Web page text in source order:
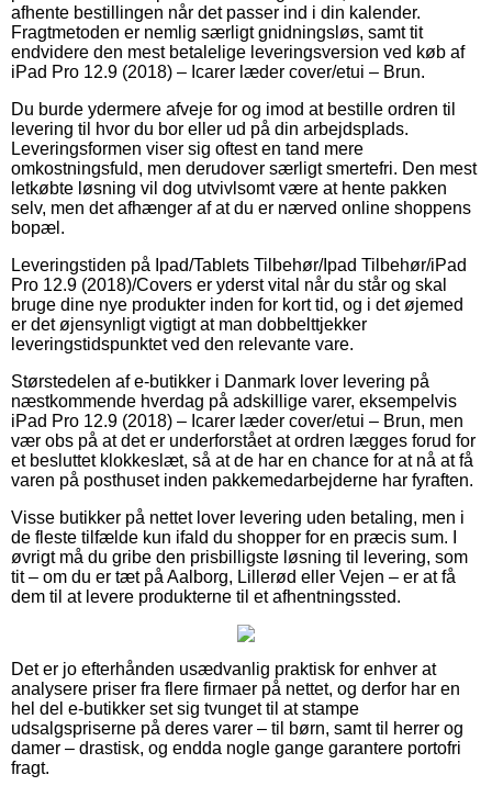
afhente bestillingen når det passer ind i din kalender.
Fragtmetoden er nemlig særligt gnidningsløs, samt tit
endvidere den mest betalelige leveringsversion ved køb af
iPad Pro 12.9 (2018) – Icarer læder cover/etui – Brun.
Du burde ydermere afveje for og imod at bestille ordren til
levering til hvor du bor eller ud på din arbejdsplads.
Leveringsformen viser sig oftest en tand mere
omkostningsfuld, men derudover særligt smertefri. Den mest
letkøbte løsning vil dog utvivlsomt være at hente pakken
selv, men det afhænger af at du er nærved online shoppens
bopæl.
Leveringstiden på Ipad/Tablets Tilbehør/Ipad Tilbehør/iPad
Pro 12.9 (2018)/Covers er yderst vital når du står og skal
bruge dine nye produkter inden for kort tid, og i det øjemed
er det øjensynligt vigtigt at man dobbelttjekker
leveringstidspunktet ved den relevante vare.
Størstedelen af e-butikker i Danmark lover levering på
næstkommende hverdag på adskillige varer, eksempelvis
iPad Pro 12.9 (2018) – Icarer læder cover/etui – Brun, men
vær obs på at det er underforstået at ordren lægges forud for
et besluttet klokkeslæt, så at de har en chance for at nå at få
varen på posthuset inden pakkemedarbejderne har fyraften.
Visse butikker på nettet lover levering uden betaling, men i
de fleste tilfælde kun ifald du shopper for en præcis sum. I
øvrigt må du gribe den prisbilligste løsning til levering, som
tit – om du er tæt på Aalborg, Lillerød eller Vejen – er at få
dem til at levere produkterne til et afhentningssted.
Det er jo efterhånden usædvanlig praktisk for enhver at
analysere priser fra flere firmaer på nettet, og derfor har en
hel del e-butikker set sig tvunget til at stampe
udsalgspriserne på deres varer – til børn, samt til herrer og
damer – drastisk, og endda nogle gange garantere portofri
fragt.